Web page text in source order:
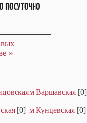
ПОСУТОЧНО
»
м.Варшавская [0]
[0] м.Кунцевская [0]